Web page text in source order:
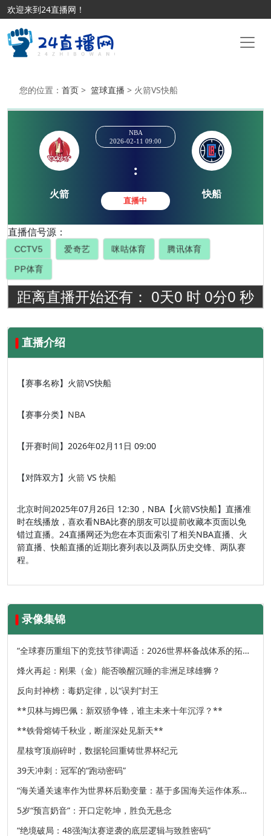
欢迎来到24直播网！
您的位置： 首页 > 篮球直播 > 火箭VS快船
火箭
2026-02-11 09:00
:
直播中
直播信号源：
CCTV5 爱奇艺 咪咕体育 腾讯体育
PP体育
距离直播开始还有： 0天0 时 0分0 秒
直播介绍
【赛事名称】 火箭VS快船
【赛事分类】 NBA
【开赛时间】 2026年02月11日 09:00
【对阵双方】 火箭 VS快船
北京时间2025年07月26日 12:30，NBA【火箭VS快船】直播准
时在线播放，喜欢看NBA比赛的朋友可以提前收藏本页面以免
错过直播。24直播网还为您在本页面索引了相关NBA直播、火
箭直播、快船直播的近期比赛列表以及两队历史交锋、两队赛
程。
录像集锦
“全球赛历重组下的竞技节律调适：2026世界杯备战体系的拓扑
烽火再起：刚果（金）能否唤醒沉睡的非洲足球雄狮？
反向封神榜：毒奶定律，以“误判”封王
**贝林与姆巴佩：新双骄争锋，谁主未来十年沉浮？**
**铁骨熔铸千秋业，断崖深处见新天**
星核穹顶崩碎时，数据轮回重铸世界杯纪元
39天冲刺：冠军的“跑动密码”
“海关通关速率作为世界杯后勤变量：基于多国海关运作体系的
5岁“预言奶音”：开口定乾坤，胜负无悬念
“绝境破局：48强淘汰赛逆袭的底层逻辑与致胜密码”